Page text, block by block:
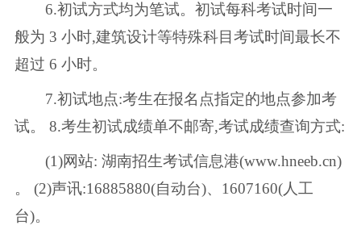
6.初试方式均为笔试。初试每科考试时间一
般为 3 小时,建筑设计等特殊科目考试时间最长不
超过 6 小时。
7.初试地点:考生在报名点指定的地点参加考
试。 8.考生初试成绩单不邮寄,考试成绩查询方式:
(1)网站: 湖南招生考试信息港(www.hneeb.cn)
。 (2)声讯:16885880(自动台)、1607160(人工
台)。